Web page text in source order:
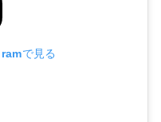
で見る